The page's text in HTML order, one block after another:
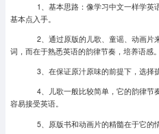
1、基本思路：像学习中文一样学英
基本点入手。
2、通过原版的儿歌、童谣、动画片
词，而在于熟悉英语的韵律节奏，培养语感。
3、在保证原汁原味的前提下，选择
4、儿歌一般比较简单，它的韵律节
容易接受英语。
5、原版书和动画片的精髓在于它的